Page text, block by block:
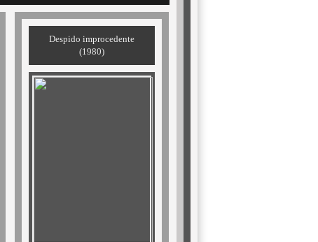
Despido improcedente
(1980)